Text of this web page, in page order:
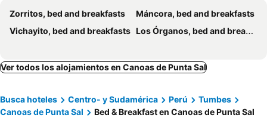
Zorritos, bed and breakfasts
Máncora, bed and breakfasts
Vichayito, bed and breakfasts Los Órganos, bed and breakfasts
Ver todos los alojamientos en Canoas de Punta Sal
Busca hoteles Centro- y Sudamérica Perú
Tumbes
Canoas de Punta Sal
Bed & Breakfast en Canoas de Punta Sal